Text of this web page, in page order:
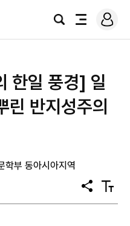
검
전
로
그
한일 풍경] 일
린 반지성주의
학부 동아시아지역
공
유
텍
스